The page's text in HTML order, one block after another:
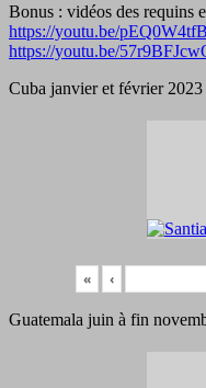
Bonus : vidéos des requins
https://youtu.be/
https://youtu.be/
Cuba janvier et février 2023
« ‹
Guatemala juin à fin